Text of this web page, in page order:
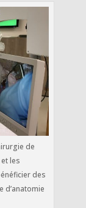
de
les
des
d’anatomie